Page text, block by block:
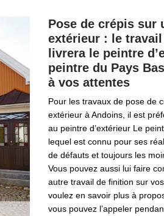
Pose de crépis sur
extérieur : le
livrera le peintre
peintre du Pays
à vos attentes
Pour les travaux de pose de
extérieur à Andoins, il est
au peintre d’extérieur Le
lequel est connu pour ses
de défauts et toujours les
Vous pouvez aussi lui faire
autre travail de finition sur
voulez en savoir plus à
vous pouvez l’appeler